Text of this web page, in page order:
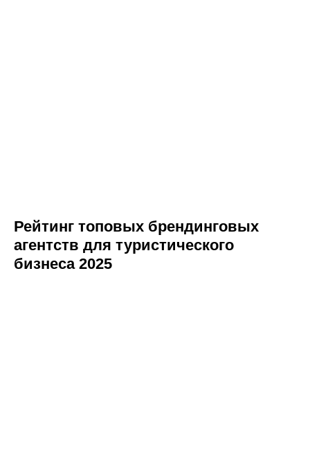
Рейтинг топовых брендинговых
агентств для туристического
бизнеса 2025